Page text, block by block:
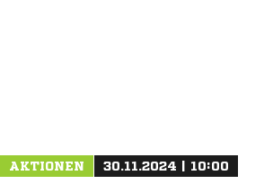
AKTIONEN 30.11.2024 | 10:00